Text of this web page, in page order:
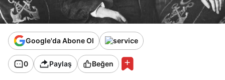
Google'da Abone Ol
0 Paylaş Beğen